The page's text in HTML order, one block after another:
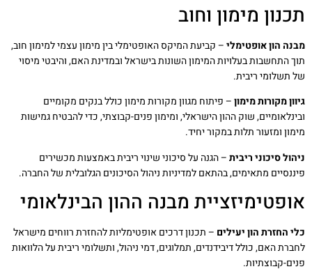
תכנון מימון וחוב
מבנה הון אופטימלי– קביעת המיקס האופטימלי בין מימון עצמי למימון חוב,
תוך התחשבות בעלויות המימון השונות בישראל ובמדינת האם, והיבטי מיסוי
של תשלומי ריבית.
גיוון מקורות מימון– פיתוח מגוון מקורות מימון כולל בנקים מקומיים
ובינלאומיים, שוק ההון הישראלי, ומימון פנים-קבוצתי, כדי להבטיח גמישות
מימון ומזעור תלות במקור יחיד.
ניהול סיכוני ריבית– הגנה על סיכוני שינוי ריבית באמצעות מכשירים
פיננסיים מתאימים, בהתאם למדיניות ניהול הסיכונים הגלובלית של החברה.
אופטימיזציית מבנה ההון הבינלאומי
כלי החזרת הון יעילים – תכנון דרכים אופטימליות להחזרת רווחים מישראל
לחברת האם, כולל דיבידנדים, תמלוגים, דמי ניהול, ותשלומי ריבית על הלוואות
פנים-קבוצתיות.